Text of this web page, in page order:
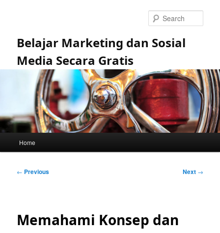
Belajar Marketing dan Sosial
Media Secara Gratis
Home
Post
← Previous Next →
Memahami Konsep dan